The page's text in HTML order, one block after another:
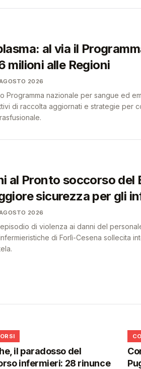
al via il
milioni alle Regioni
2026
Programma nazionale per sangue ed
di raccolta aggiornati e strategie per
al Pronto soccorso del
sicurezza per gli
2026
di violenza ai danni del
di Forlì-Cesena sollecita
il paradosso del
infermieri: 28 rinunce